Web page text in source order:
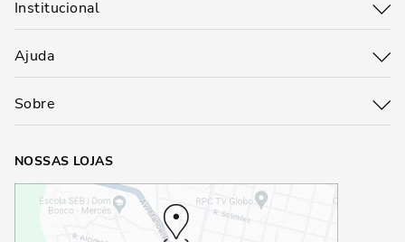
Institucional
Ajuda
Sobre
NOSSAS LOJAS